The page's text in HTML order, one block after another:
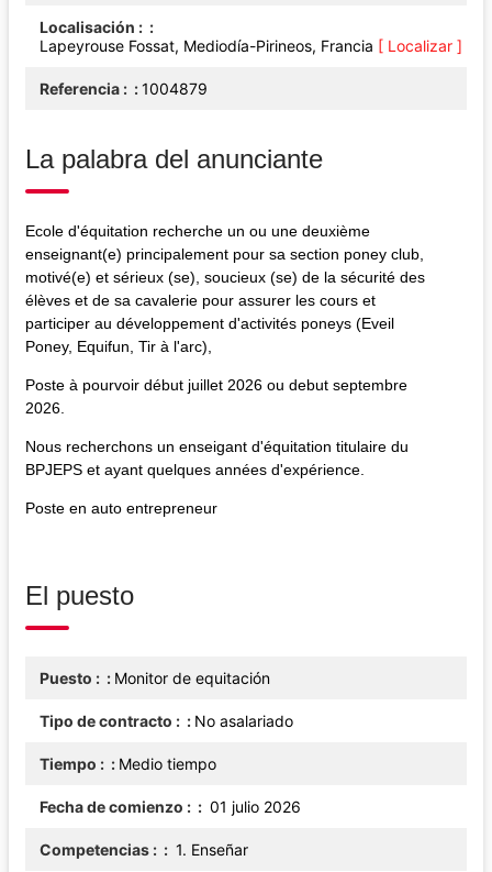
Localisación :
Lapeyrouse Fossat, Mediodía-Pirineos, Francia [ Localizar ]
Referencia : 1004879
La palabra del anunciante
Ecole d'équitation recherche un ou une deuxième
enseignant(e) principalement pour sa section poney club,
motivé(e) et sérieux (se), soucieux (se) de la sécurité des
élèves et de sa cavalerie pour assurer les cours et
participer au développement d'activités poneys (Eveil
Poney, Equifun, Tir à l'arc),
Poste à pourvoir début juillet 2026 ou debut septembre
2026.
Nous recherchons un enseigant d'équitation titulaire du
BPJEPS et ayant quelques années d'expérience.
Poste en auto entrepreneur
El puesto
Puesto : Monitor de equitación
Tipo de contracto : No asalariado
Tiempo : Medio tiempo
Fecha de comienzo : 01 julio 2026
Competencias : 1. Enseñar